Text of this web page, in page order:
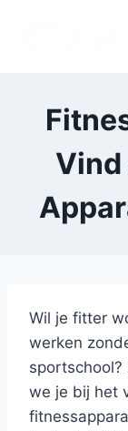
Vind
Wil je fitter
werken
sportschool?
we je bij het